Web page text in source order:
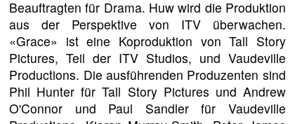
Beauftragten für Drama. Huw wird die Produktion
aus der Perspektive von ITV überwachen.
«Grace» ist eine Koproduktion von Tall Story
Pictures, Teil der ITV Studios, und Vaudeville
Productions. Die ausführenden Produzenten sind
Phil Hunter für Tall Story Pictures und Andrew
O'Connor und Paul Sandler für Vaudeville